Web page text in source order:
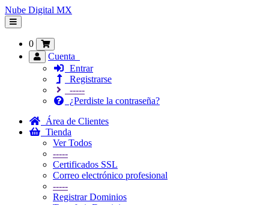
Nube Digital MX
Alternar
Navegación
0
Cuenta
Entrar
Registrarse
-----
¿Perdiste la contraseña?
Área de Clientes
Tienda
Ver Todos
-----
Certificados SSL
Correo electrónico profesional
-----
Registrar Dominios